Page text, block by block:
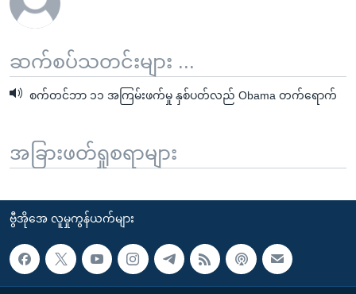
ဆက်စပ်သတင်းများ ...
စက်တင်ဘာ ၁၁ အကြမ်းဖက်မှု နှစ်ပတ်လည် Obama တက်ရောက်
အခြားဖတ်ရှုစရာများ
ဗွီအိုအေ လူမှုကွန်ယက်များ